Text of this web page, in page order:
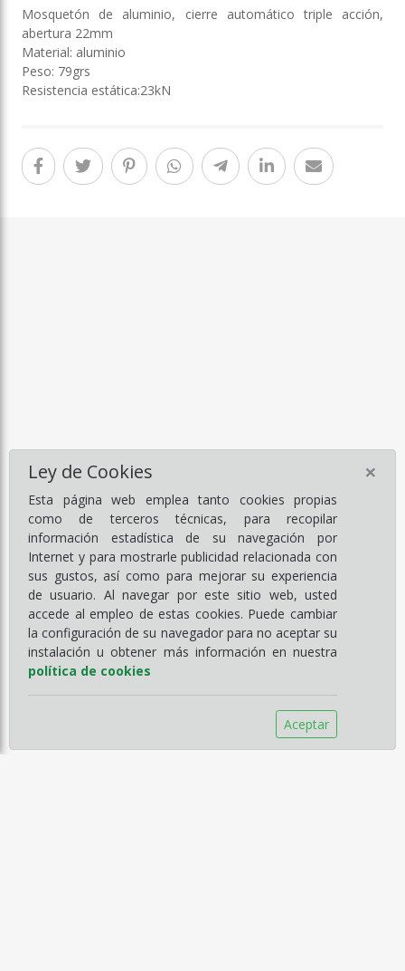
Ley de Cookies
Esta página web emplea tanto cookies propias
como de terceros técnicas, para recopilar
información estadística de su navegación por
Internet y para mostrarle publicidad relacionada con
sus gustos, así como para mejorar su experiencia
de usuario. Al navegar por este sitio web, usted
accede al empleo de estas cookies. Puede cambiar
la configuración de su navegador para no aceptar su
instalación u obtener más información en nuestra
política de cookies
Aceptar
×
Mosquetón de aluminio, cierre automático triple acción,
abertura 22mm
Material: aluminio
Peso: 79grs
Resistencia estática:23kN